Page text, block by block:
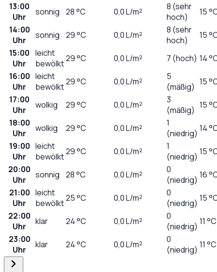
13:00
Uhr
sonnig 28°C 0,0L/m²
8 (sehr
hoch)
15
14:00
Uhr
sonnig 29°C 0,0L/m²
8 (sehr
hoch)
15
15:00
Uhr
leicht
bewölkt29°C 0,0L/m² 7 (hoch) 14
16:00
Uhr
leicht
bewölkt29°C 0,0L/m²
5
(mäßig) 15
17:00
Uhr
wolkig 29°C 0,0L/m²
3
(mäßig) 15
18:00
Uhr
wolkig 29°C 0,0L/m²
1
(niedrig) 14
19:00
Uhr
leicht
bewölkt29°C 0,0L/m²
1
(niedrig) 15
20:00
Uhr
sonnig 28°C 0,0L/m²
0
(niedrig) 16
21:00
Uhr
leicht
bewölkt25°C 0,0L/m²
0
(niedrig) 15
22:00
Uhr
klar 24°C 0,0L/m²
0
(niedrig) 11 °C
23:00
Uhr
klar 24°C 0,0L/m²
0
(niedrig) 11 °C